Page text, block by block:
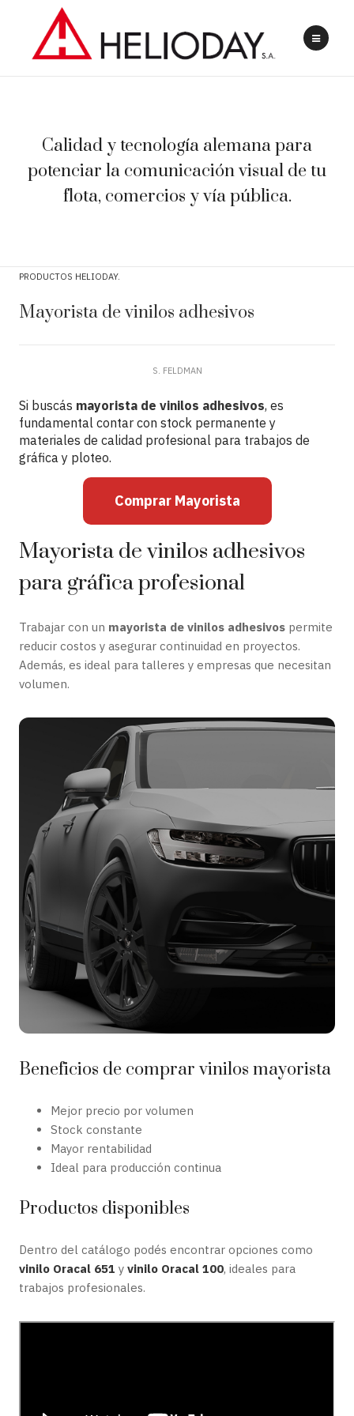
Calidad y tecnología alemana para
potenciar la comunicación visual de tu
flota, comercios y vía pública.
PRODUCTOS HELIODAY
Mayorista de vinilos adhesivos
S. FELDMAN
Si buscás mayorista de vinilos adhesivos, es
fundamental contar con stock permanente y
materiales de calidad profesional para trabajos de
gráfica y ploteo.
Comprar Mayorista
Mayorista de vinilos adhesivos
para gráfica profesional
Trabajar con un mayorista de vinilos adhesivos permite
reducir costos y asegurar continuidad en proyectos.
Además, es ideal para talleres y empresas que necesitan
volumen.
Beneficios de comprar vinilos mayorista
Mejor precio por volumen
Stock constante
Mayor rentabilidad
Ideal para producción continua
Productos disponibles
Dentro del catálogo podés encontrar opciones como
vinilo Oracal 651 y vinilo Oracal 100, ideales para
trabajos profesionales.